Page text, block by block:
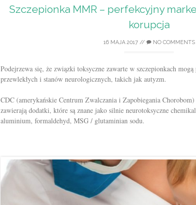
Szczepionka MMR – perfekcyjny
korupcja
16 MAJA 2017// NO COMMENTS
Podejrzewa się, że związki toksyczne zawarte w szczepionkach
przewlekłych i stanów neurologicznych, takich jak autyzm.
CDC (amerykańskie Centrum Zwalczania i Zapobiegania
zawierają dodatki, które są znane jako silnie neurotoksyczne
aluminium, formaldehyd, MSG / glutaminian sodu.